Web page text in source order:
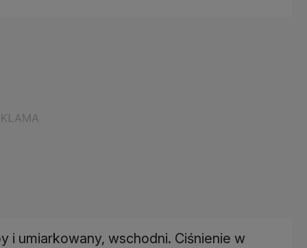
i umiarkowany, wschodni. Ciśnienie w